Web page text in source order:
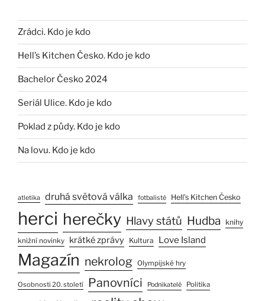
Zrádci. Kdo je kdo
Hell’s Kitchen Česko. Kdo je kdo
Bachelor Česko 2024
Seriál Ulice. Kdo je kdo
Poklad z půdy. Kdo je kdo
Na lovu. Kdo je kdo
atletika druhá světová válka fotbalisté Hell’s Kitchen Česko
herci herečky Hlavy států Hudba knihy
knižní novinky krátké zprávy Kultura Love Island
Magazín nekrolog Olympijské hry
Osobnosti 20. století Panovníci Podnikatelé Politika